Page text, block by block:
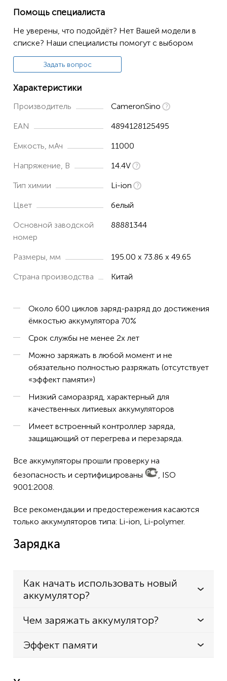
Помощь специалиста
Не уверены, что подойдёт? Нет Вашей модели в
списке? Наши специалисты помогут с выбором
Задать вопрос
Характеристики
Производитель CameronSino
EAN 4894128125495
Емкость, мАч 11000
Напряжение, В 14.4V
Тип химии Li-ion
Цвет белый
Основной заводской
номер
88881344
Размеры, мм 195.00 x 73.86 x 49.65
Страна производства Китай
Около 600 циклов заряд-разряд до достижения
ёмкостью аккумулятора 70%
Срок службы не менее 2х лет
Можно заряжать в любой момент и не
обязательно полностью разряжать (отсутствует
«эффект памяти»)
Низкий саморазряд, характерный для
качественных литиевых аккумуляторов
Имеет встроенный контроллер заряда,
защищающий от перегрева и перезаряда.
Все аккумуляторы прошли проверку на
безопасность и сертифицированы
, ISO
9001:2008.
Все рекомендации и предостережения касаются
только аккумуляторов типа: Li-ion, Li-polymer.
Зарядка
Как начать использовать новый
аккумулятор?
Чем заряжать аккумулятор?
Эффект памяти